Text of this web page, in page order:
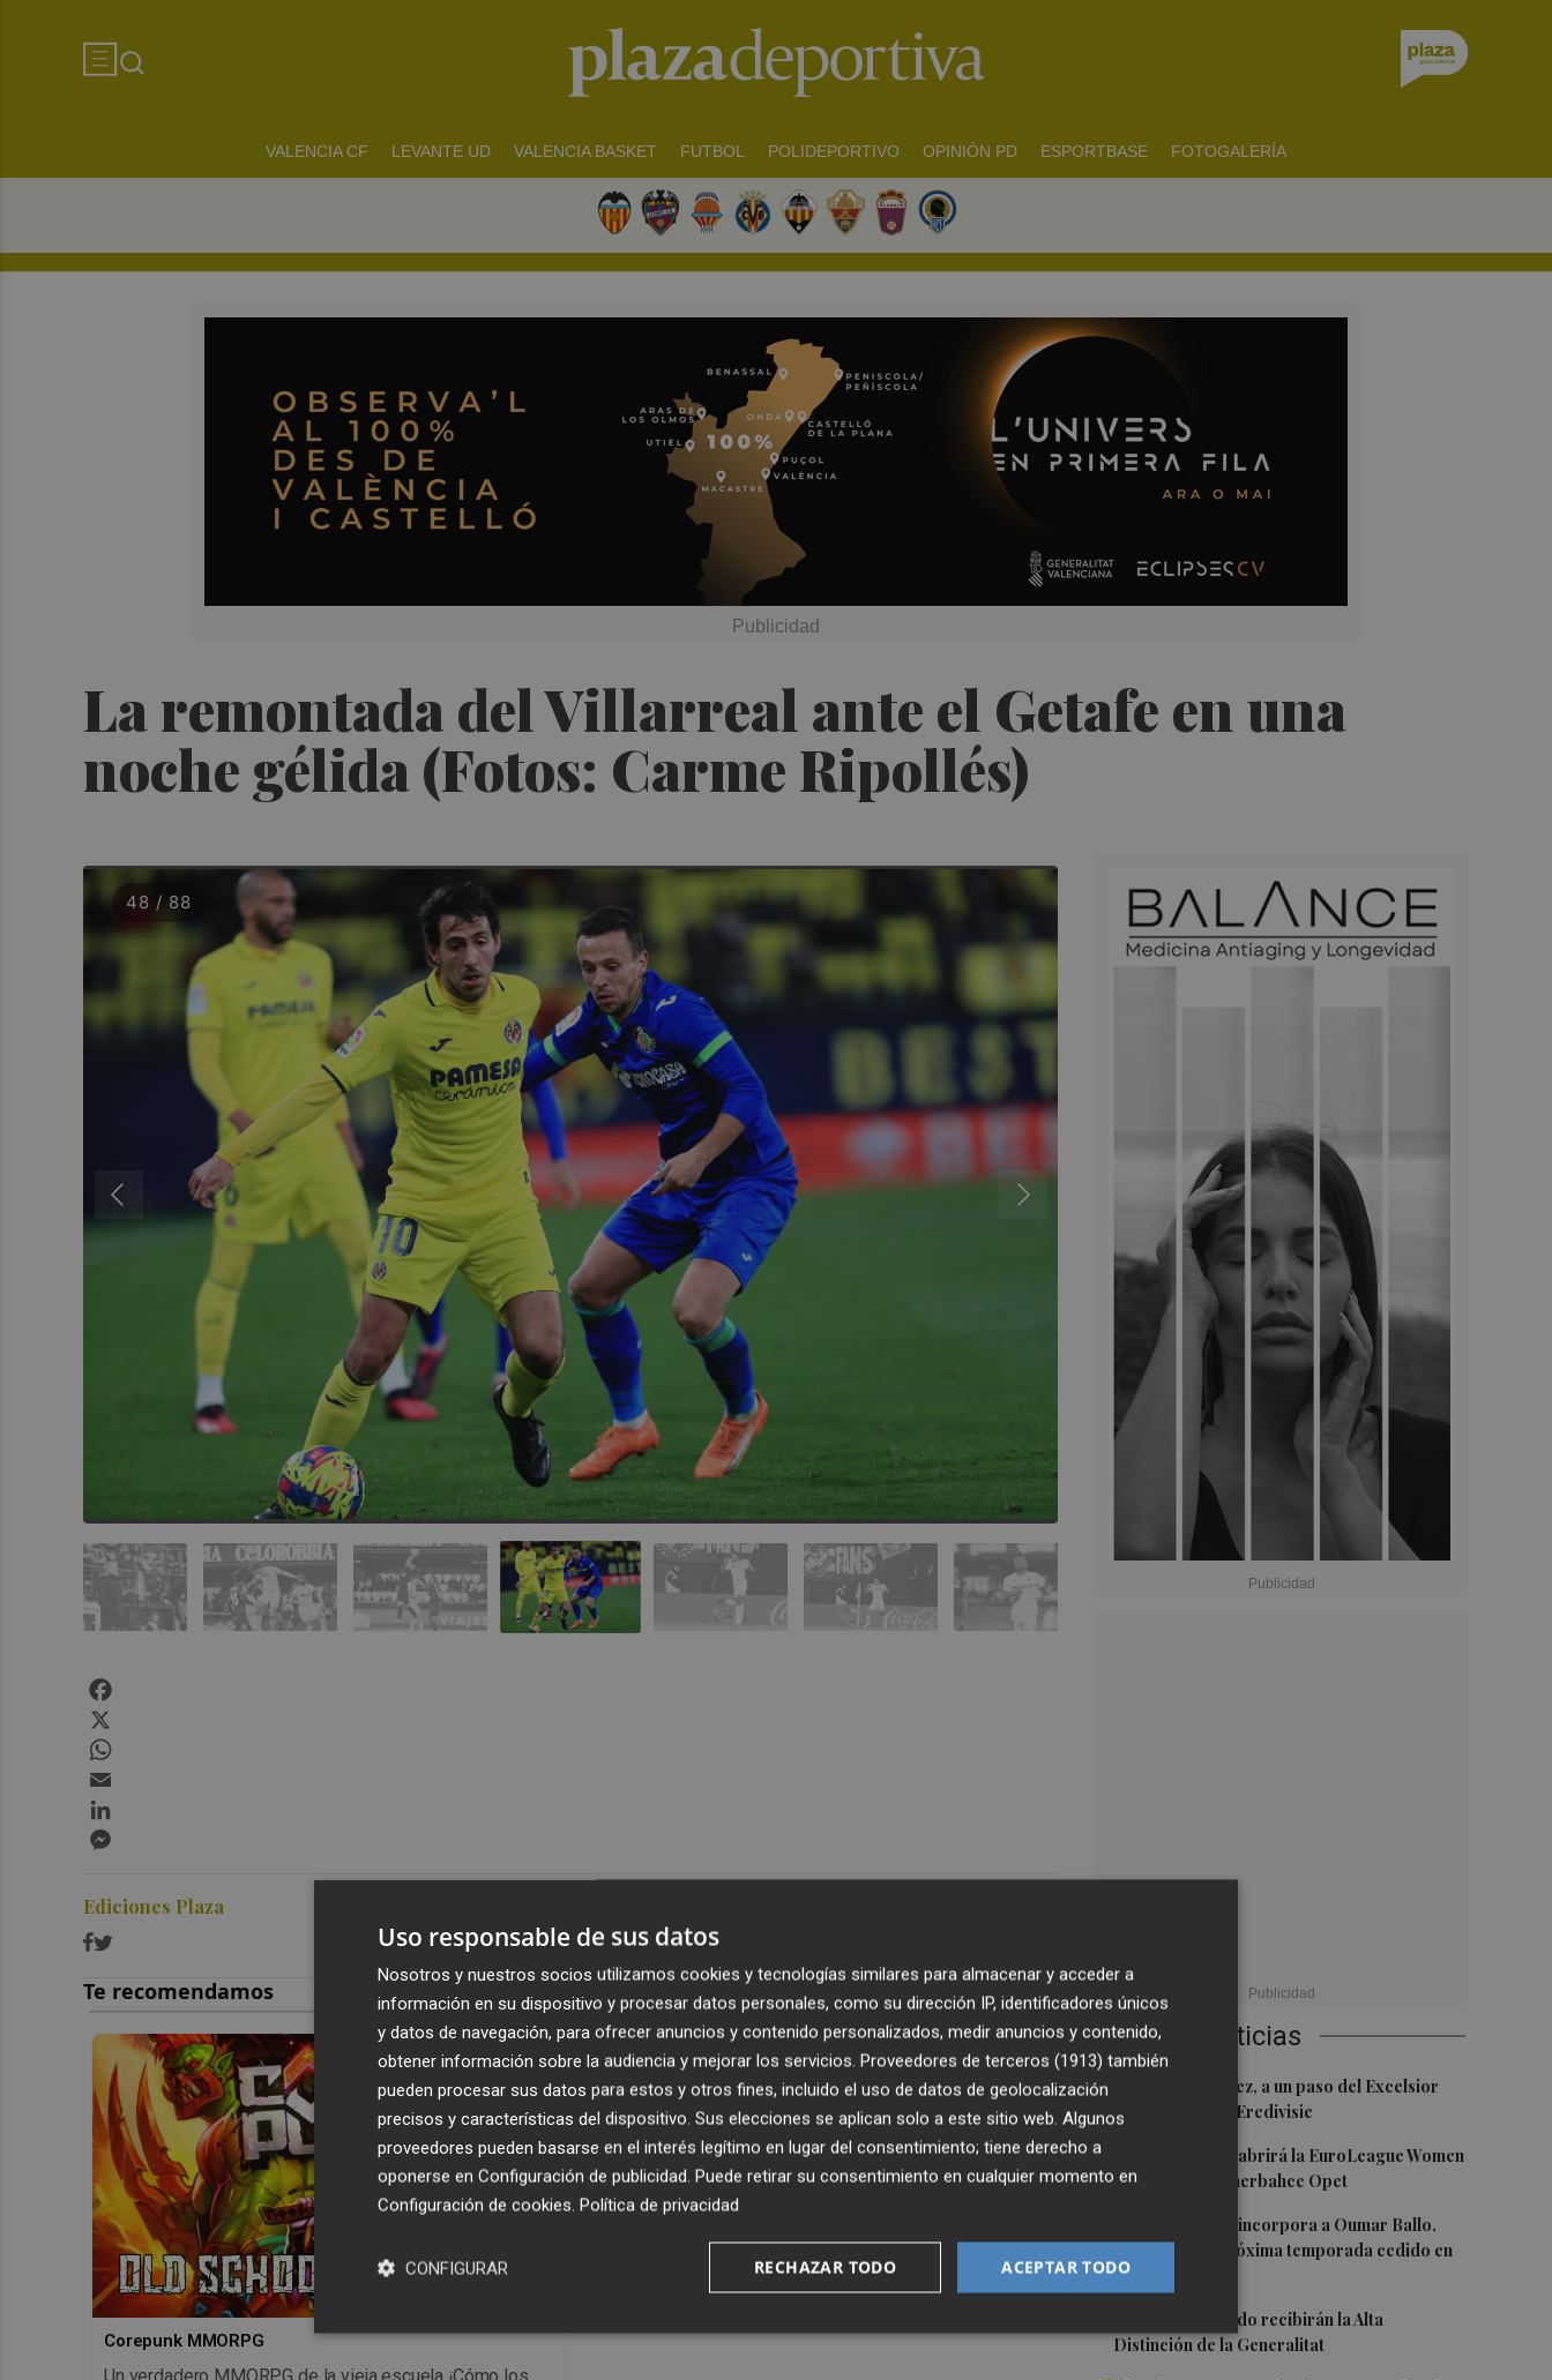
VALENCIA CF LEVANTE UD VALENCIA BASKET FUTBOL POLIDEPORTIVO OPINIÓN PD ESPORTBASE FOTOGALERÍA
La remontada del Villarreal ante el Getafe en una
noche gélida (Fotos: Carme Ripollés)
48 / 88
Últimas Noticias
1
Mario Domínguez, a un paso del Excelsior
Róterdam de la Eredivisie
2
Valencia Basket abrirá la EuroLeague Women
en casa ante Fenerbahce Opet
Valencia Basket incorpora a Oumar Ballo,
que jugará la próxima temporada cedido en
Galatasaray
Ferran y Grimaldo recibirán la Alta
Distinción de la Generalitat
Ediciones Plaza
Corepunk MMORPG
Un verdadero MMORPG de la vieja escuela ¡Cómo los
Uso responsable de sus datos
Nosotros y nuestros socios utilizamos cookies y tecnologías similares para almacenar y acceder a
información en su dispositivo y procesar datos personales, como su dirección IP, identificadores únicos
y datos de navegación, para ofrecer anuncios y contenido personalizados, medir anuncios y contenido,
obtener información sobre la audiencia y mejorar los servicios. Proveedores de terceros (1913) también
pueden procesar sus datos para estos y otros fines, incluido el uso de datos de geolocalización
precisos y características del dispositivo. Sus elecciones se aplican solo a este sitio web. Algunos
proveedores pueden basarse en el interés legítimo en lugar del consentimiento; tiene derecho a
oponerse en Configuración de publicidad. Puede retirar su consentimiento en cualquier momento en
Configuración de cookies. Política de privacidad
ACEPTAR TODO
RECHAZAR TODO
CONFIGURAR